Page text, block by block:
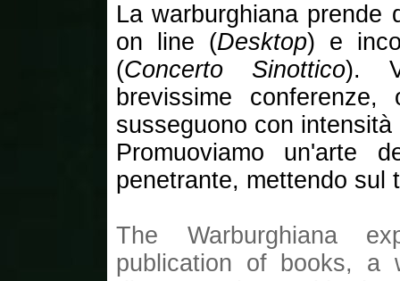
La warburghiana
on line (Desktop) e
(Concerto Sinottico).
brevissime
susseguono con
Promuoviamo un'arte
penetrante, mettendo sul
The Warburghiana
publication of books, a